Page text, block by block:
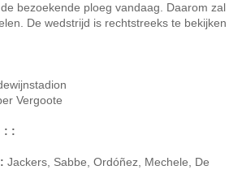
bezoekende ploeg vandaag. Daarom zal
De wedstrijd is rechtstreeks te bekijken
Vergoote
: :
Jackers, Sabbe, Ordóñez, Mechele, De